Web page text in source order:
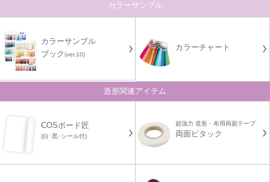
カラーサンプル
カラーサンプル
ブック(ver.10)
カラーチャート
造形関連アイテム
COSボード匠
(白･黒･シール付)
超強力 造形・布用両面テープ
両面ピタック